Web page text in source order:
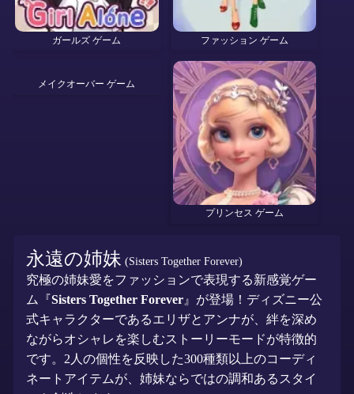
ガールズ ゲーム ファッション ゲーム
メイクオーバー ゲーム
プリンセス ゲーム
永遠の姉妹 (Sisters Together Forever)
究極の姉妹愛をファッションで表現する新感覚ゲー
ム『Sisters Together Forever 』が登場！ディズニー公
式キャラクターであるエリザとアンナが、絆を深め
ながらオシャレを楽しむストーリーモードが特徴的
です。2人の個性を反映した300種類以上のコーディ
ネートアイテムが、姉妹ならではの調和あるスタイ